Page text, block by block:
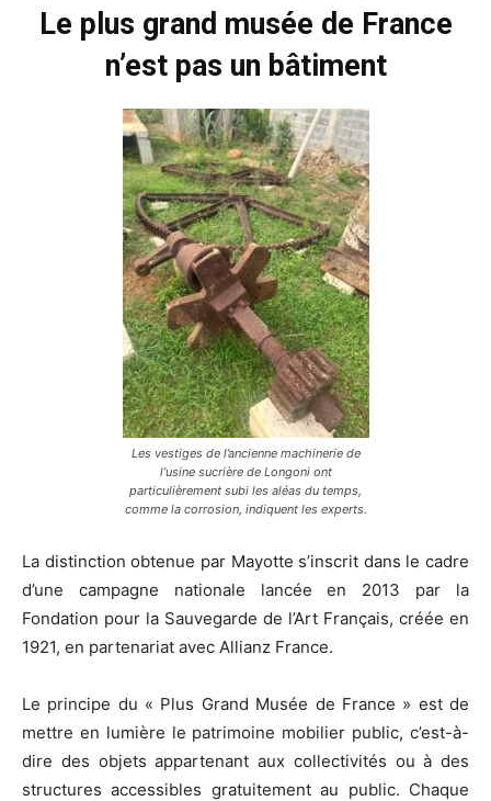
Le plus grand musée de France
n’est pas un bâtiment
Les vestiges de l’ancienne machinerie de
l’usine sucrière de Longoni ont
particulièrement subi les aléas du temps,
comme la corrosion, indiquent les experts.
La distinction obtenue par Mayotte s’inscrit dans le cadre
d’une campagne nationale lancée en 2013 par la
Fondation pour la Sauvegarde de l’Art Français, créée en
1921, en partenariat avec Allianz France.
Le principe du « Plus Grand Musée de France » est de
mettre en lumière le patrimoine mobilier public, c’est-à-
dire des objets appartenant aux collectivités ou à des
structures accessibles gratuitement au public. Chaque